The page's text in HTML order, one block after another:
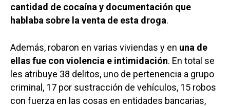
cantidad de cocaína y documentación que
hablaba sobre la venta de esta droga.
Además, robaron en varias viviendas y en una de
ellas fue con violencia e intimidación. En total se
les atribuye 38 delitos, uno de pertenencia a grupo
criminal, 17 por sustracción de vehículos, 15 robos
con fuerza en las cosas en entidades bancarias,